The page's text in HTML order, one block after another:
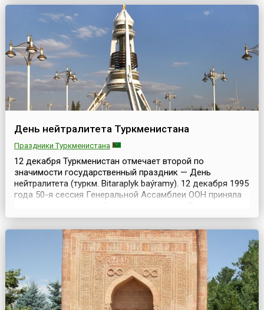
завершением Международной конференции,
проходившей в 2015 году в Туркменистане и
посвящённой политике нейтра...
День нейтралитета Туркменистана
Праздники Туркменистана
12 декабря Туркменистан отмечает второй по
значимости государственный праздник — День
нейтралитета (туркм. Bitaraplyk baýramy). 12 декабря 1995
года 50-я сессия Генеральной Ассамблеи ООН приняла
стать государством со статусом постоянного
нейтралитета. В соответствии с резолюцией,
Туркменистан признан нейтральным государством,
которое обязуется...